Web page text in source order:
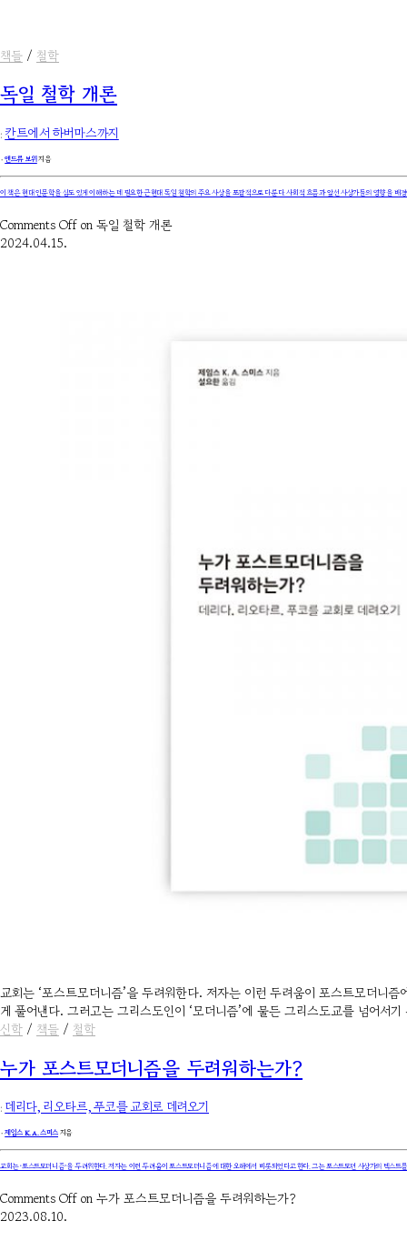
책들 / 철학
독일 철학 개론
: 칸트에서 하버마스까지
۰앤드류 보위 지음
이 책은 현대 인문학을 심도 있게 이해하는 데 필요한 근현대 독일 철학의 주요 사상을 포괄적으로 다룬다. 사회적 흐름과 앞선 사상가들의 영향을
Comments Off on 독일 철학 개론
2024.04.15.
교회는 ‘포스트모더니즘’을 두려워한다. 저자는 이런 두려움이 포스트모더니
게 풀어낸다. 그러고는 그리스도인이 ‘모더니즘’에 물든 그리스도교를 넘어서
신학 / 책들 / 철학
누가 포스트모더니즘을 두려워하는가?
: 데리다, 리오타르, 푸코를 교회로 데려오기
۰제임스 K. A. 스미스 지음
교회는 ‘포스트모더니즘’을 두려워한다. 저자는 이런 두려움이 포스트모더니즘에 대한 오해에서 비롯되었다고 한다. 그는 포스트모던 사상가의 텍스
Comments Off on 누가 포스트모더니즘을 두려워하는가?
2023.08.10.